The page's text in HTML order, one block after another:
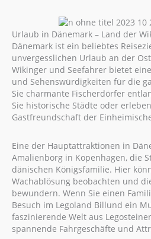
Urlaub in Dänemark – Land der
Dänemark ist ein beliebtes
unvergesslichen Urlaub an der
Wikinger und Seefahrer bietet
und Sehenswürdigkeiten für die
Sie charmante Fischerdörfer
Sie historische Städte oder
Gastfreundschaft der
Eine der Hauptattraktionen in
Amalienborg in Kopenhagen, die
dänischen Königsfamilie. Hier
Wachablösung beobachten und
bewundern. Wenn Sie einen
Besuch im Legoland Billund ein
faszinierende Welt aus
spannende Fahrgeschäfte und